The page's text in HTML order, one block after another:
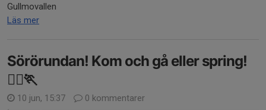
Gullmovallen
Läs mer
Sörörundan! Kom och gå eller spring!
🏃‍♀️🏃
10 jun, 15:37 0 kommentarer